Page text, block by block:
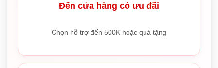
Đến cửa hàng có ưu đãi
Chọn hỗ trợ đến 500K hoặc quà tặng